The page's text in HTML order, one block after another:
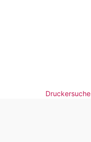
Druckersuche